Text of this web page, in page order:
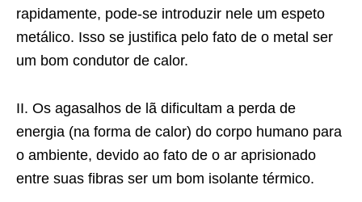
rapidamente, pode-se introduzir nele um espeto
metálico. Isso se justifica pelo fato de o metal ser
um bom condutor de calor.
II. Os agasalhos de lã dificultam a perda de
energia (na forma de calor) do corpo humano para
o ambiente, devido ao fato de o ar aprisionado
entre suas fibras ser um bom isolante térmico.